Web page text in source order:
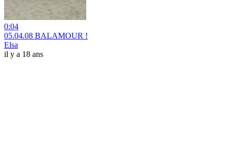
0:04
05.04.08 BALAMOUR !
Elsa
il y a 18 ans